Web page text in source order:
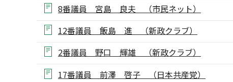
8番議員 宮島 良夫 （市民ネット）
12番議員 飯島 進 （新政クラブ）
2番議員 野口 輝雄 （新政クラブ）
17番議員 前澤 啓子 （日本共産党）